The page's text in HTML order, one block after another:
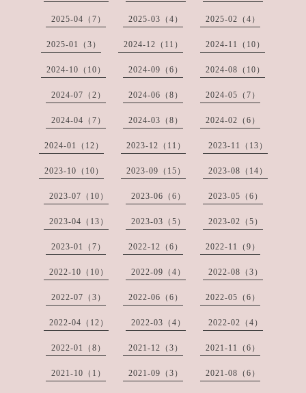
2025-04（7） 2025-03（4） 2025-02（4）
2025-01（3） 2024-12（11） 2024-11（10）
2024-10（10） 2024-09（6） 2024-08（10）
2024-07（2） 2024-06（8） 2024-05（7）
2024-04（7） 2024-03（8） 2024-02（6）
2024-01（12） 2023-12（11） 2023-11（13）
2023-10（10） 2023-09（15） 2023-08（14）
2023-07（10） 2023-06（6） 2023-05（6）
2023-04（13） 2023-03（5） 2023-02（5）
2023-01（7） 2022-12（6） 2022-11（9）
2022-10（10） 2022-09（4） 2022-08（3）
2022-07（3） 2022-06（6） 2022-05（6）
2022-04（12） 2022-03（4） 2022-02（4）
2022-01（8） 2021-12（3） 2021-11（6）
2021-10（1） 2021-09（3） 2021-08（6）